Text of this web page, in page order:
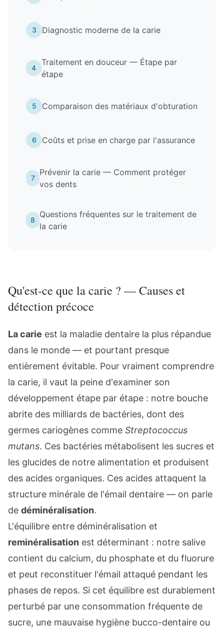
3 Diagnostic moderne de la carie
4
Traitement en douceur — Étape par
étape
5 Comparaison des matériaux d'obturation
6 Coûts et prise en charge par l'assurance
7
Prévenir la carie — Comment protéger
vos dents
8
Questions fréquentes sur le traitement de
la carie
Qu'est-ce que la carie ? — Causes et
détection précoce
La carie est la maladie dentaire la plus répandue
dans le monde — et pourtant presque
entièrement évitable. Pour vraiment comprendre
la carie, il vaut la peine d'examiner son
développement étape par étape : notre bouche
abrite des milliards de bactéries, dont des
germes cariogènes comme Streptococcus
mutans. Ces bactéries métabolisent les sucres et
les glucides de notre alimentation et produisent
des acides organiques. Ces acides attaquent la
structure minérale de l'émail dentaire — on parle
de déminéralisation.
L'équilibre entre déminéralisation et
reminéralisation est déterminant : notre salive
contient du calcium, du phosphate et du fluorure
et peut reconstituer l'émail attaqué pendant les
phases de repos. Si cet équilibre est durablement
perturbé par une consommation fréquente de
sucre, une mauvaise hygiène bucco-dentaire ou